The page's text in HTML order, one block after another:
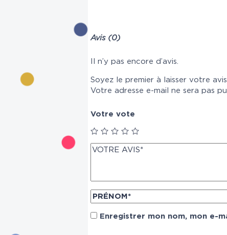
Avis (0)
Il n’y pas encore d’avis.
Soyez le premier à laisser votre
Votre adresse e-mail ne sera pas
Votre vote
Enregistrer mon nom, mon e-